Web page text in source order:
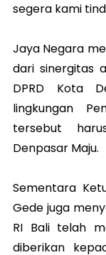
segera kami
Jaya Negara
dari sinergitas
DPRD Kota
lingkungan
tersebut
Denpasar Maju.
Sementara
Gede juga
RI Bali telah
diberikan